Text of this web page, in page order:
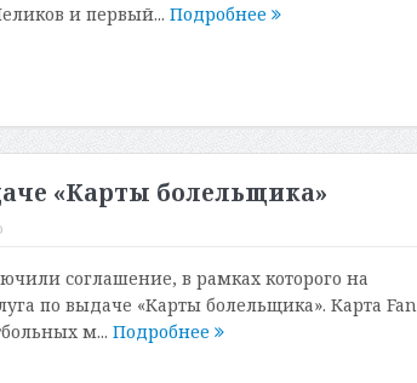
и первый... Подробнее
«Карты болельщика»
соглашение, в рамках которого на
по выдаче «Карты болельщика». Карта Fan
м... Подробнее